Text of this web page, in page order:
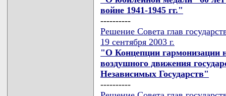
войне 1941-1945 гг."
----------
Решение Совета глав
19 сентября 2003 г.
"О Концепции гармонизации
воздушного движения
Независимых Государств"
----------